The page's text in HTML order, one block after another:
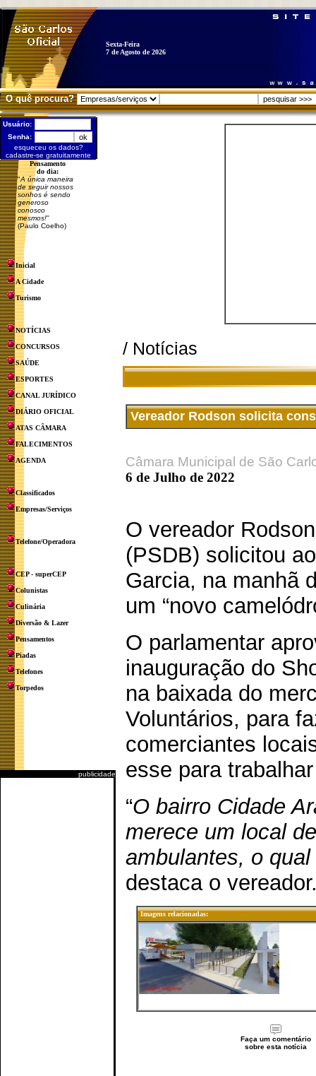
Sexta-Feira
7 de Agosto de 2026
O quê procura?
Usuário:
Senha:
esqueceu os dados?
cadastre-se gratuitamente
Pensamento
do dia:
"A única maneira
de seguir nossos
sonhos é sendo
generoso
conosco
mesmos!"
(Paulo Coelho)
Inicial
A Cidade
Turismo
NOTÍCIAS
CONCURSOS
SAÚDE
ESPORTES
CANAL JURÍDICO
DIÁRIO OFICIAL
ATAS CÂMARA
FALECIMENTOS
AGENDA
Classificados
Empresas/Serviços
Telefone/Operadora
CEP - superCEP
Colunistas
Culinária
Diversão & Lazer
Pensamentos
Piadas
Telefones
Torpedos
publicidade
/ Notícias
Vereador Rodson solicita
Câmara Municipal de São
6 de Julho de 2022
O vereador
(PSDB) solicitou
Garcia, na manhã
um “novo
O parlamentar
inauguração do
na baixada do
Voluntários, para
comerciantes
esse para
“O bairro Cidade
merece um local
ambulantes, o
destaca o
Imagens relacionadas:
Faça um comentário
sobre esta notícia